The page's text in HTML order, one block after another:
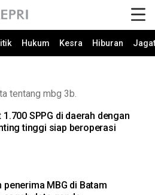
Hukum Kesra Hiburan Jagat
tentang mbg 3b.
1.700 SPPG di daerah dengan
tinggi siap beroperasi
penerima MBG di Batam